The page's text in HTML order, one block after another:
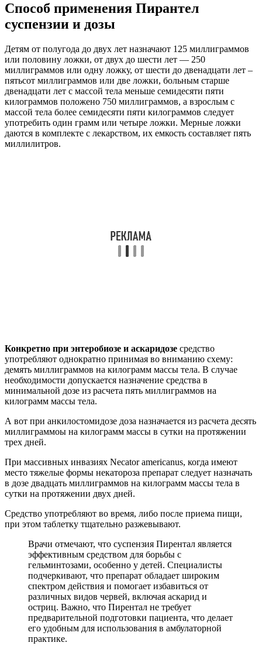
Способ применения Пирантел
суспензии и дозы
Детям от полугода до двух лет назначают 125 миллиграммов
или половину ложки, от двух до шести лет — 250
миллиграммов или одну ложку, от шести до двенадцати лет –
пятьсот миллиграммов или две ложки, больным старше
двенадцати лет с массой тела меньше семидесяти пяти
килограммов положено 750 миллиграммов, а взрослым с
массой тела более семидесяти пяти килограммов следует
употребить один грамм или четыре ложки. Мерные ложки
даются в комплекте с лекарством, их емкость составляет пять
миллилитров.
Конкретно при энтеробиозе и аскаридозе средство
употребляют однократно принимая во вниманию схему:
демять миллиграммов на килограмм массы тела. В случае
необходимости допускается назначение средства в
минимальной дозе из расчета пять миллиграммов на
килограмм массы тела.
А вот при анкилостомидозе доза назначается из расчета десять
миллиграммоы на килограмм массы в сутки на протяжении
трех дней.
При массивных инвазиях Necator americanus, когда имеют
место тяжелые формы некатороза препарат следует назначать
в дозе двадцать миллиграммов на килограмм массы тела в
сутки на протяжении двух дней.
Средство употребляют во время, либо после приема пищи,
при этом таблетку тщательно разжевывают.
Врачи отмечают, что суспензия Пирентал является
эффективным средством для борьбы с
гельминтозами, особенно у детей. Специалисты
подчеркивают, что препарат обладает широким
спектром действия и помогает избавиться от
различных видов червей, включая аскарид и
остриц. Важно, что Пирентал не требует
предварительной подготовки пациента, что делает
его удобным для использования в амбулаторной
практике.